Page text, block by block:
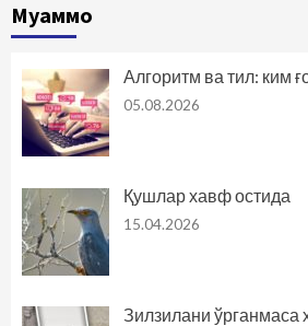
Муаммо
Алгоритм ва тил: ким
05.08.2026
Қушлар хавф остида
15.04.2026
Зилзилани ўрганмаса